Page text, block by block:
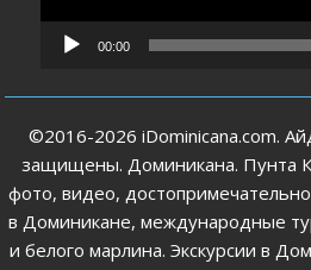
00:00
©2016-2026 iDominicana.com.
защищены. Доминикана. Пунта
фото, видео,
в Доминикане, международные
и белого марлина. Экскурсии в